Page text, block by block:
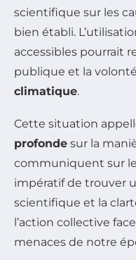
scientifique sur les
bien établi.
accessibles pourrait
publique et la
climatique.
Cette situation
profonde sur la
communiquent sur
impératif de trouver
scientifique et la
l’action collective
menaces de notre